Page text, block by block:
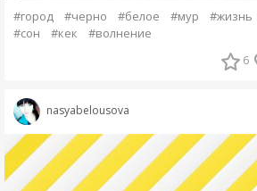
#город #черно #белое #мур
#жизнь
#сон
#кек #волнение
6
nasyabelousova